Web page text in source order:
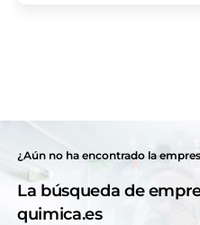
¿Aún no ha encontrado la
La búsqueda de
quimica.es